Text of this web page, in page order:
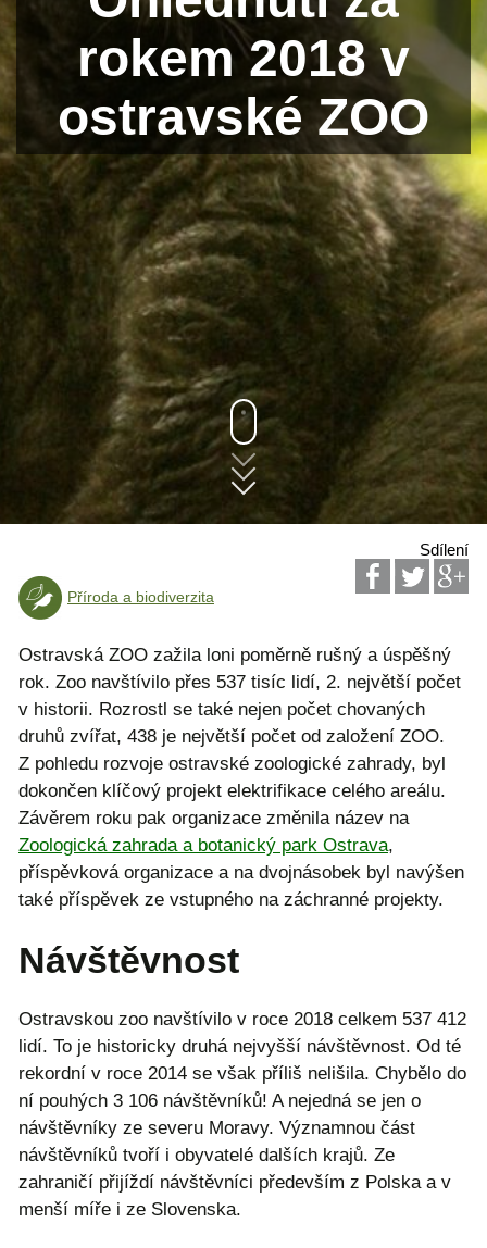
rokem 2018 v
ostravské ZOO
Sdílení
Příroda a biodiverzita
Ostravská ZOO zažila loni poměrně rušný a úspěšný
rok. Zoo navštívilo přes 537 tisíc lidí, 2. největší počet
v historii. Rozrostl se také nejen počet chovaných
druhů zvířat, 438 je největší počet od založení ZOO.
Z pohledu rozvoje ostravské zoologické zahrady, byl
dokončen klíčový projekt elektrifikace celého areálu.
Závěrem roku pak organizace změnila název na
Zoologická zahrada a botanický park Ostrava,
příspěvková organizace a na dvojnásobek byl navýšen
také příspěvek ze vstupného na záchranné projekty.
Návštěvnost
Ostravskou zoo navštívilo v roce 2018 celkem 537 412
lidí. To je historicky druhá nejvyšší návštěvnost. Od té
rekordní v roce 2014 se však příliš nelišila. Chybělo do
ní pouhých 3 106 návštěvníků! A nejedná se jen o
návštěvníky ze severu Moravy. Významnou část
návštěvníků tvoří i obyvatelé dalších krajů. Ze
zahraničí přijíždí návštěvníci především z Polska a v
menší míře i ze Slovenska.